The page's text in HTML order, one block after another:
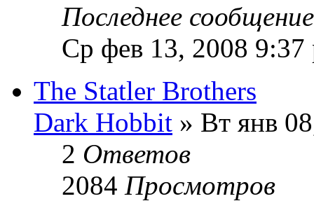
Последнее
Ср фев 13, 2008 9:37
The Statler Brothers
Dark Hobbit » Вт янв
2 Ответов
2084 Просмотров